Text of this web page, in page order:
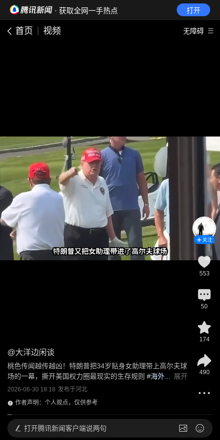
· 获取全网一手热点 打开
首页 视频 无障碍
@大洋边闲谈
桃色传闻越传越凶！特朗普把34岁贴身女助理带上高尔夫球
场的一幕，撕开美国权力圈最现实的生存规则 #海外... 展开
2026-06-30 18:18 发布于河北
作者声明：个人观点，仅供参考
关注
553
50
174
490
打开腾讯新闻客户端说两句